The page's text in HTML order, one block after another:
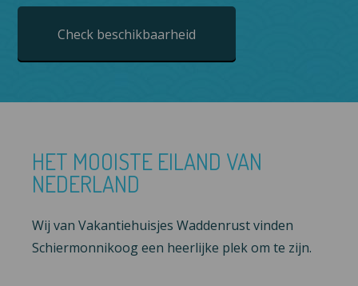
Check beschikbaarheid
HET MOOISTE EILAND VAN
NEDERLAND
Wij van Vakantiehuisjes Waddenrust vinden
Schiermonnikoog een heerlijke plek om te zijn.